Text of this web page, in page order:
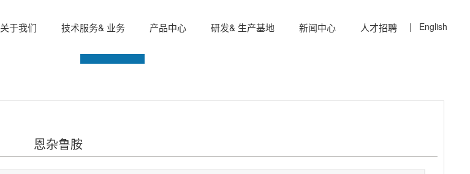
关于我们 技术服务& 业务 产品中心 研发& 生产基地 新闻中心 人才招聘 | English
恩杂鲁胺